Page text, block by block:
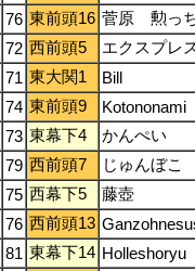
76 東前頭16 菅原 勲っ
72 西前頭5 エクスプレ
71 東大関1 Bill
74 東前頭9 Kotononami
73 東幕下4 かんぺい
79 西前頭7 じゅんぼこ
75 西幕下5 藤壺
76 西前頭13
81 東幕下14 Holleshoryu